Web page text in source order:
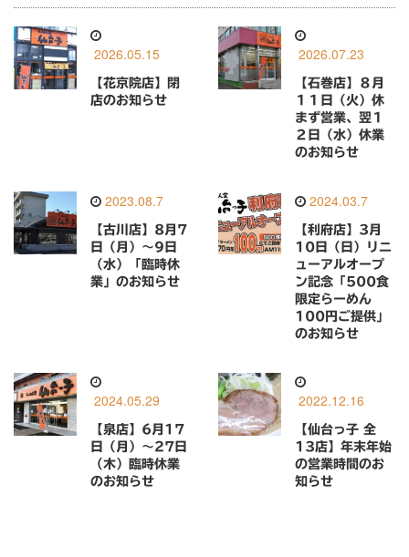
2026.05.15
【花京院店】閉
店のお知らせ
2026.07.23
【石巻店】８月
１１日（火）休
まず営業、翌１
２日（水）休業
のお知らせ
2023.08.7
【古川店】8月7
日（月）〜9日
（水）「臨時休
業」のお知らせ
2024.03.7
【利府店】3月
10日（日）リニ
ューアルオープ
ン記念「500食
限定らーめん
100円ご提供」
のお知らせ
2024.05.29
【泉店】6月17
日（月）〜27日
（木）臨時休業
のお知らせ
2022.12.16
【仙台っ子 全
13店】年末年始
の営業時間のお
知らせ